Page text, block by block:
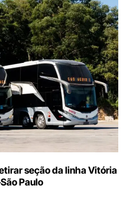
seção da linha Vitória
Paulo